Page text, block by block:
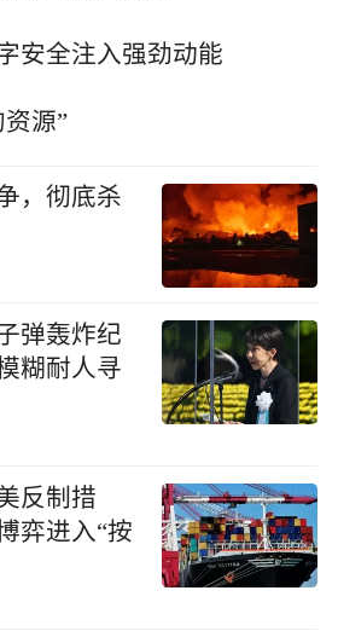
安全注入强劲动能
源”
，彻底杀
弹轰炸纪
糊耐人寻
反制措
弈进入“按